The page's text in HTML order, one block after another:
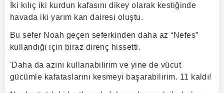
İki kılıç iki kurdun kafasını dikey olarak kestiğinde
havada iki yarım kan dairesi oluştu.
Bu sefer Noah geçen seferkinden daha az “Nefes”
kullandığı için biraz direnç hissetti.
'Daha da azını kullanabilirim ve yine de vücut
gücümle kafataslarını kesmeyi başarabilirim. 11 kaldı!